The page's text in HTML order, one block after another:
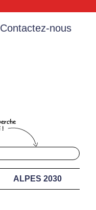
Contactez-nous
ALPES 2030